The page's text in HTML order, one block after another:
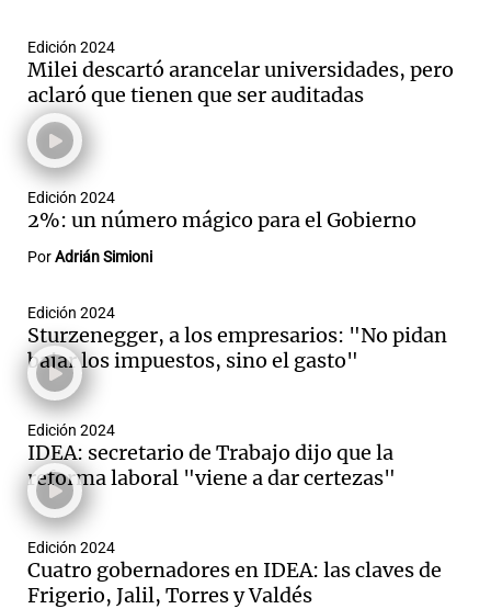
Edición 2024
Milei descartó arancelar universidades, pero
aclaró que tienen que ser auditadas
Edición 2024
2%: un número mágico para el Gobierno
PorAdrián Simioni
Edición 2024
Sturzenegger, a los empresarios: "No pidan
bajar los impuestos, sino el gasto"
Edición 2024
IDEA: secretario de Trabajo dijo que la
reforma laboral "viene a dar certezas"
Edición 2024
Cuatro gobernadores en IDEA: las claves de
Frigerio, Jalil, Torres y Valdés
Mundial 2026
La Sole en
Cadena 3